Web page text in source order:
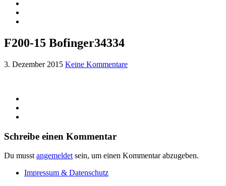
F200-15 Bofinger34334
3. Dezember 2015 Keine Kommentare
Schreibe einen Kommentar
Du musst angemeldet sein, um einen Kommentar abzugeben.
Impressum & Datenschutz